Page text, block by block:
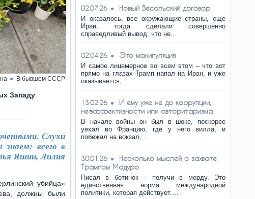
В бывшем СССР
Западу
Слухи
знаем: всего в
Яшин, Лилия
убийца»
должны были
02.07.26 Новый Весальский договор
И оказалось, все окружающие страны, еще
Иран, тогда сделали совершенно
справедливый вывод, что не…
02.04.26 Это манипуляция
И самое лицемерное во всем этом – что вот
прямо на глазах Трамп напал на Иран, и уже
оказывается,…
13.02.26
И ему уже не до коррупции,
неэффективности или авторитаризма
В начале войны он был в шоке, поскорее
уехал во Францию, где у него вилла, и
побежал на вокзал,…
30.01.26
Несколько мыслей о захвате
Трампом Мадуро
Писал в ботинок – получи в морду. Это
единственная норма международной
политики, которая действует.…